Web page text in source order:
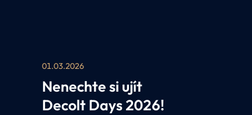
01.03.2026
Nenechte si ujít
Decolt Days 2026!